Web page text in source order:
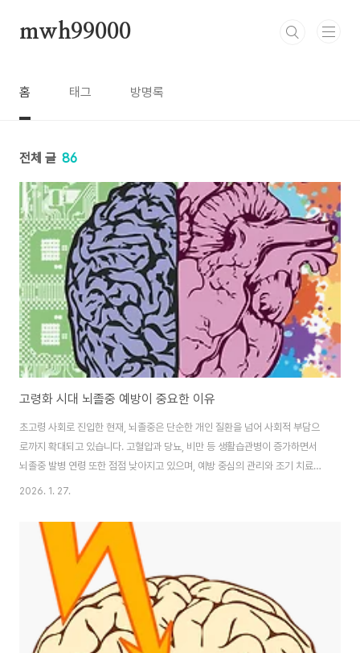
mwh99000
홈 태그 방명록
전체 글 86
고령화 시대 뇌졸중 예방이 중요한 이유
초고령 사회로 진입한 현재, 뇌졸중은 단순한 개인 질환을 넘어 사회적 부담으
로까지 확대되고 있습니다. 고혈압과 당뇨, 비만 등 생활습관병이 증가하면서
뇌졸중 발병 연령 또한 점점 낮아지고 있으며, 예방 중심의 관리와 조기 치료의
중요성이 그 어느 때보다 커지고 있습니다. 이 글에서는 고령화 시대에 뇌졸중
는 관리 전략을 체계적으로 정리해 보겠습니다.고령화 사회와 뇌졸중 예방의
중요성고령화 사회에서 뇌졸중은 사망 원인 상위권을 차지하는 대표적인 질환
입니다. 나이가 들수록 혈관은 자연스럽게 탄력을 잃고 점점 좁아지며, 혈압을
조절하는 능력 또한 떨어지게 됩니다. 여기에 고혈압, 당뇨병, 고지혈증과 같은
만성질환이 함께 존재할 경우..
2026. 1. 27.